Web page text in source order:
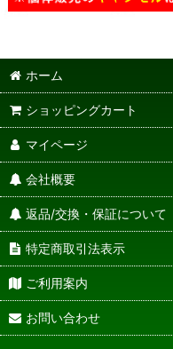
ホーム
ショッピングカート
マイページ
会社概要
返品/交換・保証について
特定商取引法表示
ご利用案内
お問い合わせ